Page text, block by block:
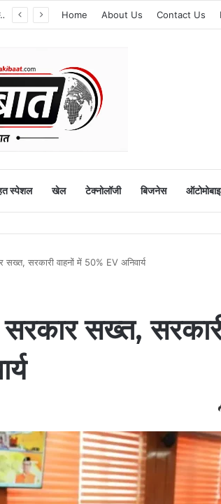
1 सितंबर से शुरू होगा खेल महाकुंभ-2026, चार चरणों में होंगी प्रतियोगिताएं Home About Us Contact Us
स्पेशल खेल टेक्नोलॉजी बिजनेस
सख्त, सरकारी वाहनों में 50% EV अनिवार्य
सख्त,